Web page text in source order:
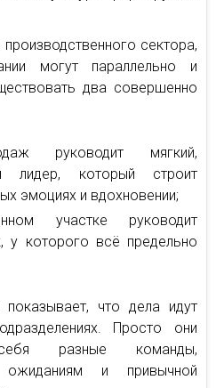
сектора,
могут параллельно и
два совершенно
руководит мягкий,
лидер, который строит
эмоциях и вдохновении;
участке руководит
у которого всё предельно
показывает, что дела идут
Просто они
разные команды,
ожиданиям и привычной